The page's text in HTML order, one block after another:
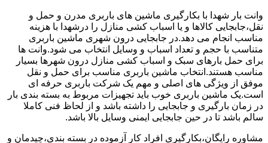
وانت بار شهدا با بکارگیری ماشین های باربری مدرن و حمل و
نقل،جابجایی کالاها و یا اسباب کشی منازل را درشهدا با هزینه
مناسب انجام می دهد.در جابجایی درون شهری ماشین باربری
متناسب با حجم و تعداد اسباب و وسایل انتخاب می شود.وانت ها
برای حمل بارهای سبک و اسباب کشی منازل درون شهرها بسیار
مناسب هستند.انتخاب ماشین باربری مناسب برای حمل و نقل
موفق از ویژگی های اصلی و مهم یک شرکت باربری حرفه ای
است.یک ماشین باربری خوب باید تجهیزات مربوط به بسته بندی بار
در زمان بارگیری و جابجایی را داشته باشد و از لحاظ فنی کاملا
سالم باشد تا در حین جابجایی ایمنی وسایل بالا باشد.
مشاوره رایگان،بکارگیری افراد کار آزموده در بسته بندی،چیدمان و